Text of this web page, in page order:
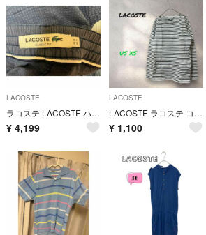
LACOSTE
ラコステ LACOSTE ハーフパンツ ストリート スポーツ ウェア
¥ 4,199
LACOSTE
LACOSTE ラコステ コットンピケ 長袖 Tシャツ US XS 白黒
¥ 1,100